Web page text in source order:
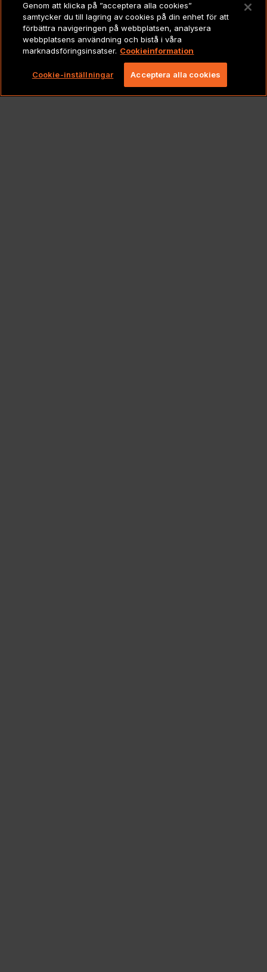
JURIDISKT
Copyright 2026 Lionbridge Technologies, LLC. Alla
rättigheter förbehållna.
Genom att klicka på ”acceptera alla cookies”
samtycker du till lagring av cookies på din enhet för att
förbättra navigeringen på webbplatsen, analysera
webbplatsens användning och bistå i våra
marknadsföringsinsatser. Cookieinformation
Cookie-inställningar Acceptera alla cookies